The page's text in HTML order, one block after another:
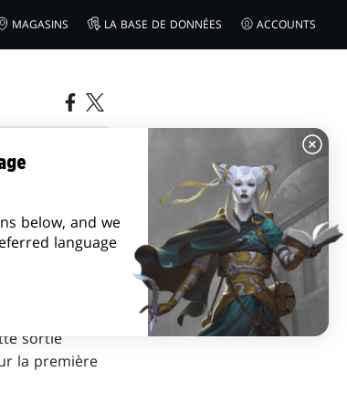
MAGASINS LA BASE DE DONNÉES ACCOUNTS
sortie
la première
below, and we
language